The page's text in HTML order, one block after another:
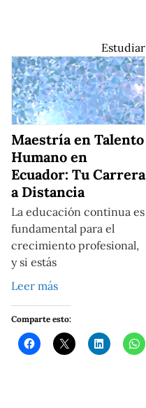
Estudiar
Maestría en Talento
Humano en
Ecuador: Tu Carrera
a Distancia
La educación continua es
fundamental para el
crecimiento profesional,
y si estás
Leer más
Comparte esto: